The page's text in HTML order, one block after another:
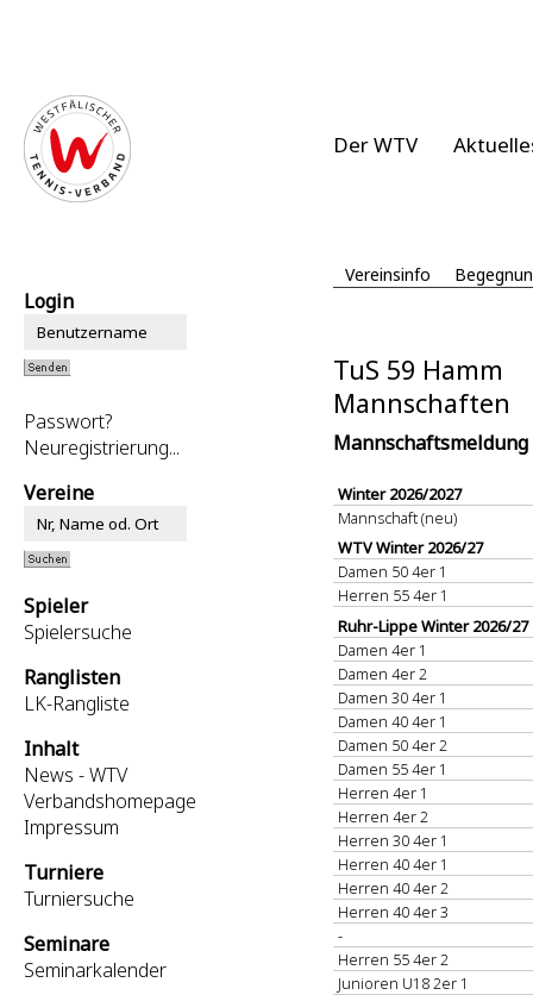
Der WTV
Vereinsinfo
Login
Passwort?
Neuregistrierung...
Vereine
Spieler
Spielersuche
Ranglisten
LK-Rangliste
Inhalt
News - WTV
Verbandshomepage
Impressum
Turniere
Turniersuche
Seminare
Seminarkalender
TuS 59 Hamm
Mannschaften
Mannschaftsmeldung
Winter 2026/2027
Mannschaft (neu)
WTV Winter 2026/27
Damen 50 4er 1
Herren 55 4er 1
Ruhr-Lippe Winter 2026/27
Damen 4er 1
Damen 4er 2
Damen 30 4er 1
Damen 40 4er 1
Damen 50 4er 2
Damen 55 4er 1
Herren 4er 1
Herren 4er 2
Herren 30 4er 1
Herren 40 4er 1
Herren 40 4er 2
Herren 40 4er 3
-
Herren 55 4er 2
Junioren U18 2er 1